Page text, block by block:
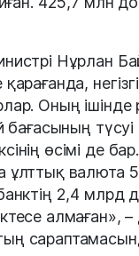
Нұрлан
Оның ішінде
бағасының
өсімі де
валюта
2,4 млрд
алмаған», –